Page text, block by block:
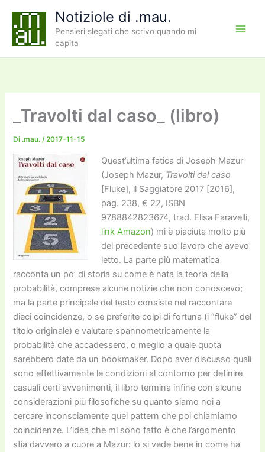
contenuto
Notiziole di .mau.
Pensieri slegati che scrivo quando mi
capita
_Travolti dal caso_ (libro)
Di .mau./2017-11-15
Quest’ultima fatica di Joseph Mazur
(Joseph Mazur, Travolti dal caso
[Fluke], il Saggiatore 2017 [2016],
pag. 238, € 22, ISBN
9788842823674, trad. Elisa Faravelli,
link Amazon) mi è piaciuta molto più
del precedente suo lavoro che avevo
letto. La parte più matematica
racconta un po’ di storia su come è nata la teoria della
probabilità, comprese alcune notizie che non conoscevo;
ma la parte principale del testo consiste nel raccontare
dieci coincidenze, o se preferite colpi di fortuna (i “fluke” del
titolo originale) e valutare spannometricamente la
probabilità che accadessero, o meglio a quale quota
sarebbero date da un bookmaker. Dopo aver discusso quali
sono effettivamente le condizioni al contorno per definire
casuali certi avvenimenti, il libro termina infine con alcune
considerazioni più filosofiche su quanto siamo noi a
cercare inconsciamente quei pattern che poi chiamiamo
coincidenze. L’idea che mi sono fatto è che l’argomento
stia davvero a cuore a Mazur: lo si vede bene in come ha